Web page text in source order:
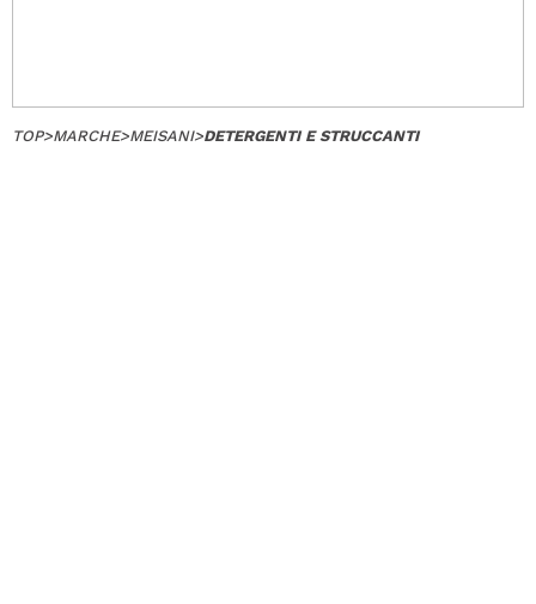
TOP>MARCHE>MEISANI>DETERGENTI E STRUCCANTI